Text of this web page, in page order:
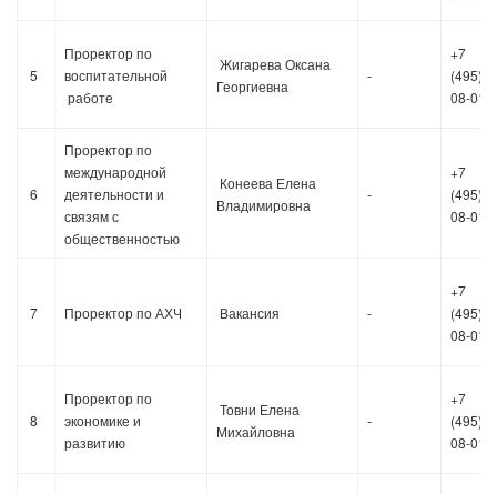
5
Проректор по
воспитательной
работе
Жигарева Оксана
Георгиевна
-
+7
08-01
6
Проректор по
международной
деятельности и
связям с
общественностью
Конеева Елена
Владимировна
-
+7
08-01
7 Проректор по АХЧ Вакансия -
+7
08-01
8
Проректор по
экономике и
развитию
Товни Елена
Михайловна
-
+7
08-01